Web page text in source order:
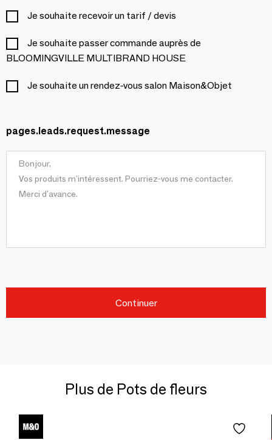
Je souhaite recevoir un tarif / devis
Je souhaite passer commande auprès de
BLOOMINGVILLE MULTIBRAND HOUSE
Je souhaite un rendez-vous salon Maison&Objet
pages.leads.request.message
Continuer
Plus de Pots de fleurs